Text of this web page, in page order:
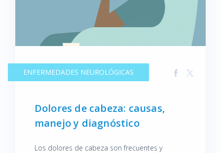
ENFERMEDADES NEUROLÓGICAS
Dolores de cabeza: causas,
manejo y diagnóstico
Los dolores de cabeza son frecuentes y